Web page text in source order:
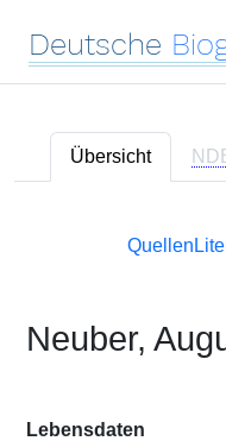
Deutsche
Übersicht
Quellen
Neuber,
Lebensdaten